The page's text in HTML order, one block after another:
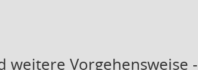
weitere Vorgehensweise -